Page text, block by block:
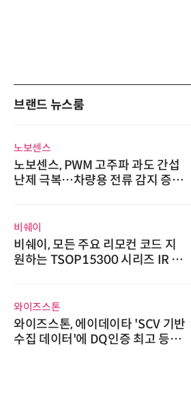
브랜드 뉴스룸
노보센스
노보센스, PWM 고주파 과도 간섭
난제 극복…차량용 전류 감지 증폭
비쉐이
비쉐이, 모든 주요 리모컨 코드 지
원하는 TSOP15300 시리즈 IR 수
와이즈스톤
와이즈스톤, 에이데이타 'SCV 기반
수집 데이터'에 DQ인증 최고 등급